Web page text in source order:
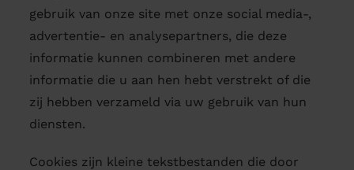
gebruik van onze site met onze social media-,
advertentie- en analysepartners, die deze
informatie kunnen combineren met andere
informatie die u aan hen hebt verstrekt of die
zij hebben verzameld via uw gebruik van hun
diensten.
Cookies zijn kleine tekstbestanden die door